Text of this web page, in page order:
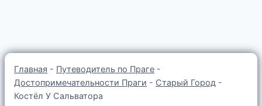
Главная - Путеводитель по Праге -
Достопримечательности Праги - Старый Город -
Костёл У Сальватора